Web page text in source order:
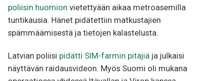
poliisin huomion vietettyään aikaa metroasemilla
tuntikausia. Hänet pidätettiin matkustajien
spämmäämisestä ja tietojen kalastelusta.
Latvian poliisi pidätti SIM-farmin pitäjiä ja julkaisi
näyttävän raidausvideon. Myös Suomi oli mukana